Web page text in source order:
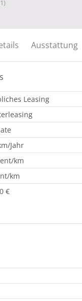
Ausstattung
Leasing
Jahr
km
km
€